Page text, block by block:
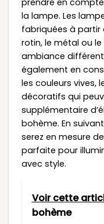
la lampe. Les
fabriquées à partir
rotin, le métal ou
ambiance
également en
les couleurs vives,
décoratifs qui
supplémentaire
bohème. En
serez en mesure
parfaite pour
avec style.
Voir cette
bohème